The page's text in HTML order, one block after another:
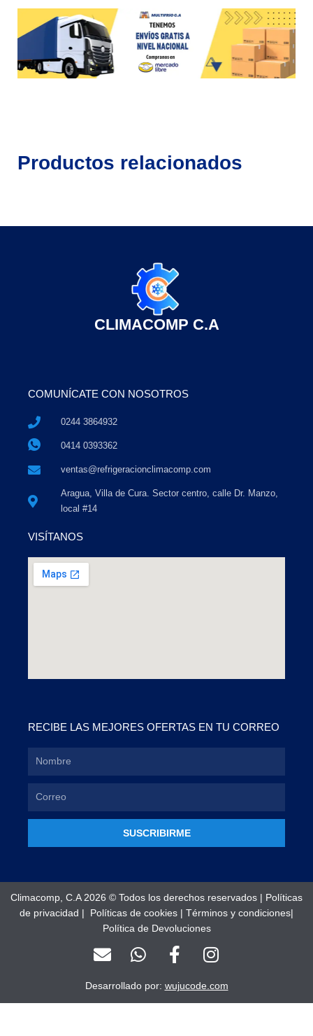
Productos relacionados
CLIMACOMP C.A
COMUNÍCATE CON NOSOTROS
0244 3864932
0414 0393362
ventas@refrigeracionclimacomp.com
Aragua, Villa de Cura. Sector centro, calle Dr. Manzo,
local #14
VISÍTANOS
RECIBE LAS MEJORES OFERTAS EN TU CORREO
SUSCRIBIRME
Climacomp, C.A 2026 © Todos los derechos reservados | Políticas
de privacidad | Políticas de cookies | Términos y condiciones|
Política de Devoluciones
E
n
v
W
h
a
F
a
c
e
I
n
s
t
Desarrollado por: wujucode.com